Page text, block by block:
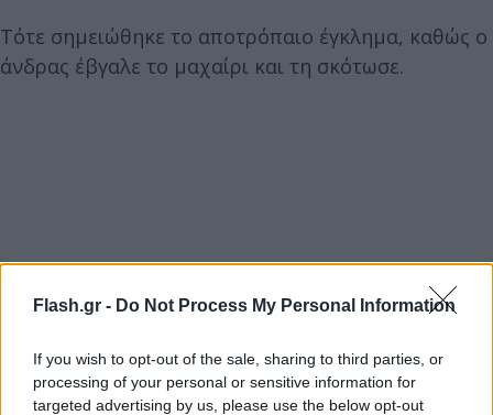
Flash.gr - Do Not Process My Personal Information
If you wish to opt-out of the sale, sharing to third parties, or
processing of your personal or sensitive information for
targeted advertising by us, please use the below opt-out
Τότε σημειώθηκε το αποτρόπαιο έγκλημα, καθώς ο
άνδρας έβγαλε το μαχαίρι και τη σκότωσε.